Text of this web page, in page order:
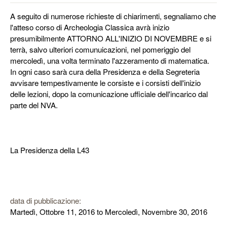
A seguito di numerose richieste di chiarimenti, segnaliamo che
l'atteso corso di Archeologia Classica avrà inizio
presumibilmente ATTORNO ALL'INIZIO DI NOVEMBRE e si
terrà, salvo ulteriori comunuicazioni, nel pomeriggio del
mercoledì, una volta terminato l'azzeramento di matematica.
In ogni caso sarà cura della Presidenza e della Segreteria
avvisare tempestivamente le corsiste e i corsisti dell'inizio
delle lezioni, dopo la comunicazione ufficiale dell'incarico dal
parte del NVA.
La Presidenza della L43
data di pubblicazione:
Martedì, Ottobre 11, 2016to Mercoledì, Novembre 30, 2016